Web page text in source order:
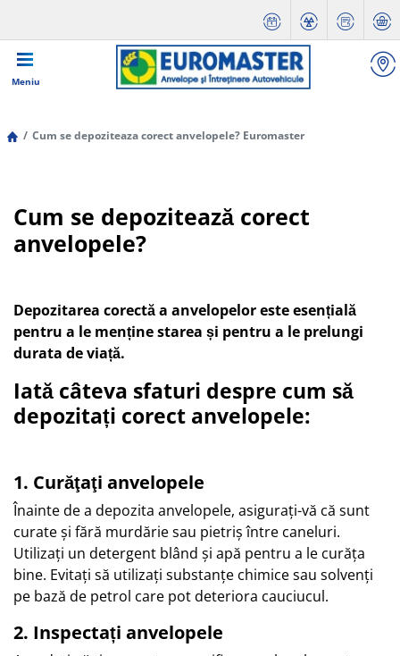
Meniu
Cum se depoziteaza corect anvelopele? Euromaster
Cum se depozitează corect
anvelopele?
Depozitarea corectă a anvelopelor este esențială
pentru a le menține starea și pentru a le prelungi
durata de viață.
Iată câteva sfaturi despre cum să
depozitați corect anvelopele:
1. Curăţaţi anvelopele
Înainte de a depozita anvelopele, asigurați-vă că sunt
curate și fără murdărie sau pietriș între caneluri.
Utilizați un detergent blând și apă pentru a le curăța
bine. Evitați să utilizați substanțe chimice sau solvenți
pe bază de petrol care pot deteriora cauciucul.
2. Inspectați anvelopele